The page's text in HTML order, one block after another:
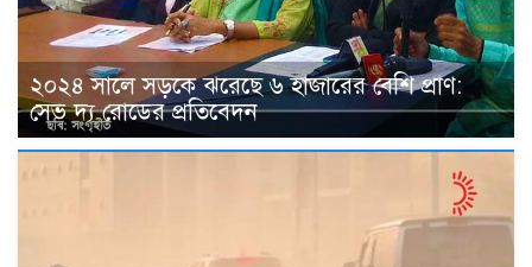
২০২৪ সালে সড়কে ঝরেছে ৬ হাজারের বেশি প্রাণ:
সেভ দ্য রোডের প্রতিবেদন